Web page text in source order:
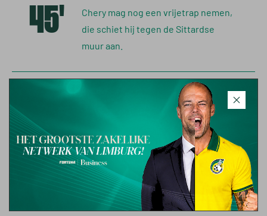
45'
Chery mag nog een vrijetrap nemen,
die schiet hij tegen de Sittardse
muur aan.
HT
Een vermakelijke eerste helft met
een doelpunt voor beide
ploegen. Tot na de theepauze!
46'
We gaan verder in Nijmegen! Geen
wijzigingen, dezelfde 22 namen.